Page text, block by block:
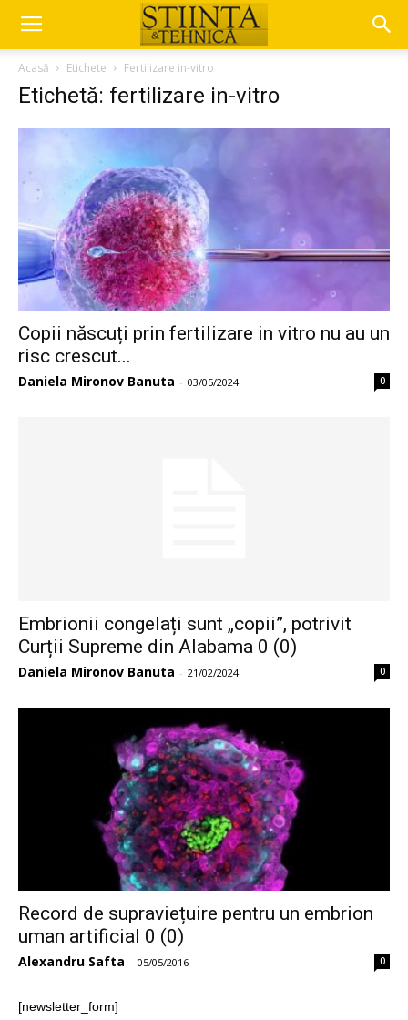
Acasă Etichete Fertilizare in-vitro
Etichetă: fertilizare in-vitro
Copii născuți prin fertilizare in vitro nu au un
risc crescut...
Daniela Mironov Banuta - 03/05/2024 0
Embrionii congelați sunt „copii”, potrivit
Curții Supreme din Alabama 0 (0)
Daniela Mironov Banuta - 21/02/2024 0
Record de supraviețuire pentru un embrion
uman artificial 0 (0)
Alexandru Safta - 05/05/2016 0
[newsletter_form]